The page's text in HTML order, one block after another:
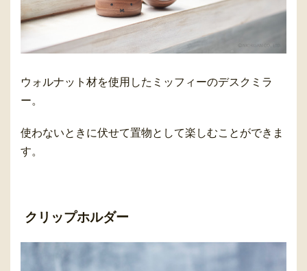
ウォルナット材を使用したミッフィーのデスクミラ
ー。
使わないときに伏せて置物として楽しむことができま
す。
クリップホルダー